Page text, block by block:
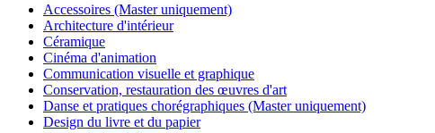
Accessoires (Master uniquement)
Architecture d'intérieur
Céramique
Cinéma d'animation
Communication visuelle et graphique
Conservation, restauration des œuvres d'art
Danse et pratiques chorégraphiques (Master uniquement)
Design du livre et du papier